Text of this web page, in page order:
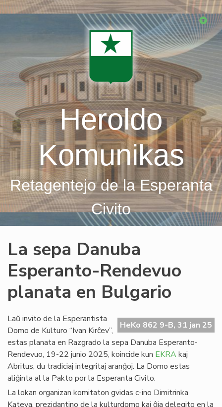
Skip
Heroldo
Komunikas
Retagentejo de la Esperanta
Civito
La sepa Danuba
Esperanto-Rendevuo
planata en Bulgario
HeKo 862 9-B, 31 jan 25
Laŭ invito de la Esperantista
Domo de Kulturo “Ivan Kirĉev”,
estas planata en Razgrado la sepa Danuba Esperanto-
Rendevuo, 19-22 junio 2025, koincide kun EKRAkaj
Abritus, du tradiciaj integritaj aranĝoj. La Domo estas
aliĝinta al la Pakto por la Esperanta Civito.
La lokan organizan komitaton gvidas c-ino Dimitrinka
Kateva, prezidantino de la kulturdomo kaj ĝia delegito en la